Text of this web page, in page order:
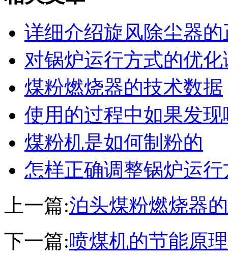
详细介绍旋风除尘器
对锅炉运行方式的优
煤粉燃烧器的技术数据
使用的过程中如果发
煤粉机是如何制粉的
怎样正确调整锅炉运行
上一篇:泊头煤粉燃烧器
下一篇:喷煤机的节能原理